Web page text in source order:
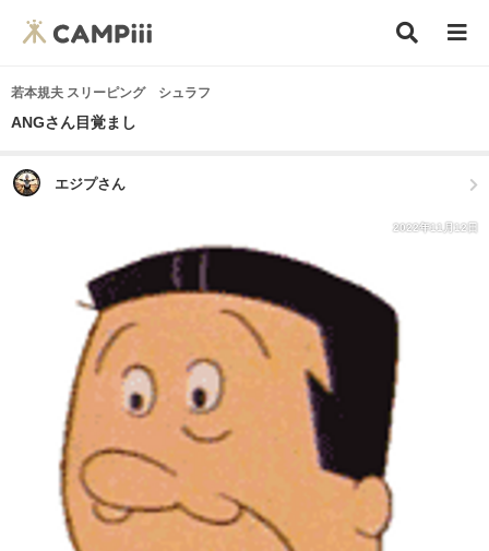
若本規夫 スリーピング シュラフ
ANGさん目覚まし
エジプさん
2022年11月12日